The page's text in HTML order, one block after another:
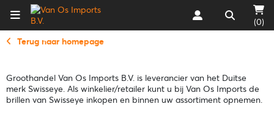
(0)
Terug naar homepage
Groothandel Van Os Imports B.V. is leverancier van het Duitse
merk Swisseye. Als winkelier/retailer kunt u bij Van Os Imports de
brillen van Swisseye inkopen en binnen uw assortiment opnemen.